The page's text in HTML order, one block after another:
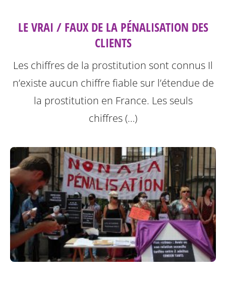
LE VRAI / FAUX DE LA PÉNALISATION DES
CLIENTS
Les chiffres de la prostitution sont connus Il
n’existe aucun chiffre fiable sur l’étendue de
la prostitution en France. Les seuls
chiffres (…)